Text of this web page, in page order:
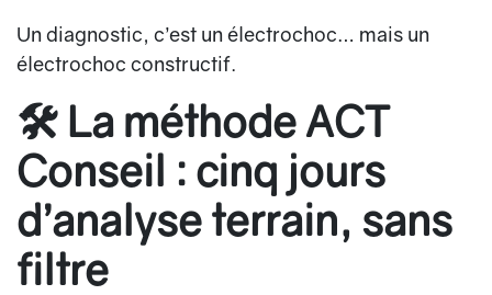
Un diagnostic, c’est un électrochoc… mais un
électrochoc constructif.
🛠️ La méthode ACT
Conseil : cinq jours
d’analyse terrain, sans
filtre